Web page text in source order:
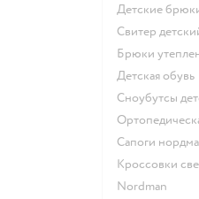
Детские
Свитер
Брюки
Детская обувь
Сноубутсы
Сапоги
Кроссовки
Nordman